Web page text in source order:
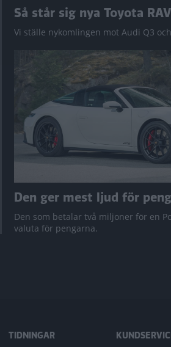
Så står sig nya Toyota
Vi ställe nykomlingen mot Audi Q3
Den ger mest ljud för
Den som betalar två miljoner för en
valuta för pengarna.
TIDNINGAR